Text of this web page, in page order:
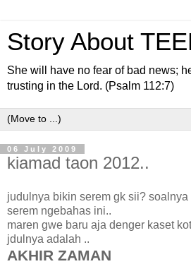
Story About
She will have no fear of bad news;
trusting in the Lord. (Psalm 112:7)
06 July 2009
kiamad taon 2012..
judulnya bikin serem gk sii? soalnya
serem ngebahas ini..
maren gwe baru aja denger kaset
jdulnya adalah ..
AKHIR ZAMAN